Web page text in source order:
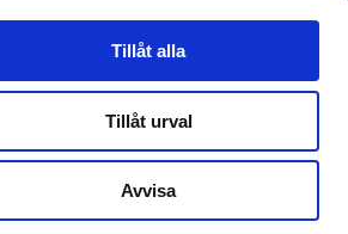
Tillåt alla
Tillåt urval
Avvisa